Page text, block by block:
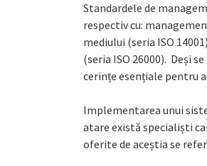
Standardele de
respectiv cu:
mediului (seria ISO
(seria ISO 26000). Deși
cerințe esențiale pentru
Implementarea unui
atare există specialiști
oferite de aceștia se